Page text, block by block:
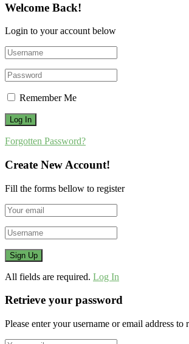
Welcome Back!
Login to your account below
Remember Me
Forgotten Password?
Create New Account!
Fill the forms bellow to register
All fields are required. Log In
Retrieve your password
Please enter your username or email address to